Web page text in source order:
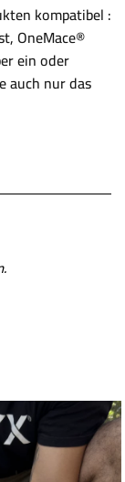
kompatibel :
OneMace®
ein oder
auch nur das